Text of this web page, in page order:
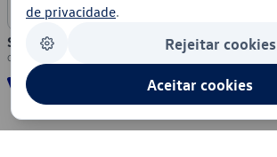
Segurança
de privacidade.
Rejeitar cookies
Aceitar cookies